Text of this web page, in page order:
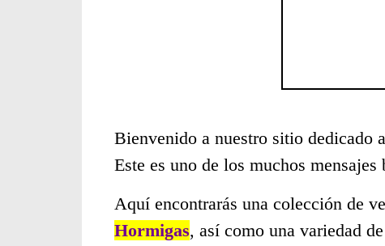
Bienvenido a nuestro sitio dedicado
Este es uno de los muchos
Aquí encontrarás una colección de
Hormigas, así como una variedad